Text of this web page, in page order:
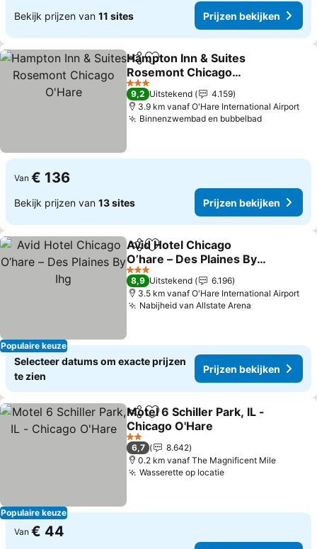
Bekijk prijzen van 11 sites Prijzen bekijken
DelenToevoegen aan favorieten
Hampton Inn & Suites
Rosemont Chicago
O'Hare
Prijzen bekijken
3 Sterren
9,2 Uitstekend
4.159
3.9 km vanaf O'Hare International Airport
Binnenzwembad en bubbelbadPrijzen
Van € 136
Bekijk prijzen van 13 sites Prijzen bekijken
Populaire keuze
DelenToevoegen aan favorieten
Avid Hotel Chicago
O’hare – Des Plaines By
Ihg
Prijzen bekijken
3 Sterren
8,9 Uitstekend
6.196
3.5 km vanaf O'Hare International Airport
Nabijheid van Allstate Arena
Selecteer datums om exacte prijzen
te zien
Prijzen bekijken
Populaire keuze
DelenToevoegen aan favorieten
Motel 6 Schiller Park, IL -
Chicago O'Hare
Prijzen bekijken
2 Sterren
6,7
8.642
0.2 km vanaf The Magnificent Mile
Wasserette op locatiePrijzen bekijken
Van € 44